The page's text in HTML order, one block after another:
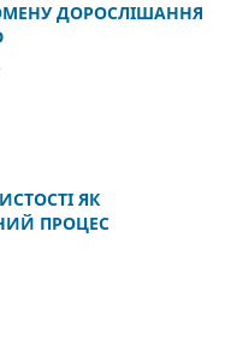
ДОРОСЛІШАННЯ
ЯК
ПРОЦЕС